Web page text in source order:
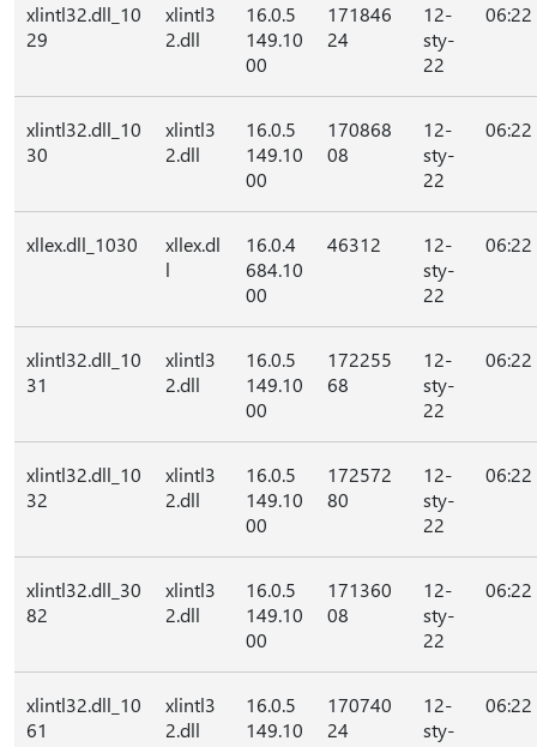
xlintl32.dll_10
29
xlintl3
2.dll
16.0.5
149.10
00
171846
24
12-
sty-
22
06:22
xlintl32.dll_10
30
xlintl3
2.dll
16.0.5
149.10
00
170868
08
12-
sty-
22
06:22
xllex.dll_1030
xllex.dl
l
16.0.4
684.10
00
46312
12-
sty-
22
06:22
xlintl32.dll_10
31
xlintl3
2.dll
16.0.5
149.10
00
172255
68
12-
sty-
22
06:22
xlintl32.dll_10
32
xlintl3
2.dll
16.0.5
149.10
00
172572
80
12-
sty-
22
06:22
xlintl32.dll_30
82
xlintl3
2.dll
16.0.5
149.10
00
171360
08
12-
sty-
22
06:22
xlintl32.dll_10
61
xlintl3
2.dll
16.0.5
149.10
170740
24
12-
sty-
06:22